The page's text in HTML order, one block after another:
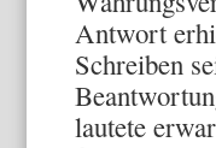
Antwort
Schreiben
lautete